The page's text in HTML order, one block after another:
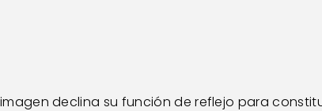
declina su función de reflejo para